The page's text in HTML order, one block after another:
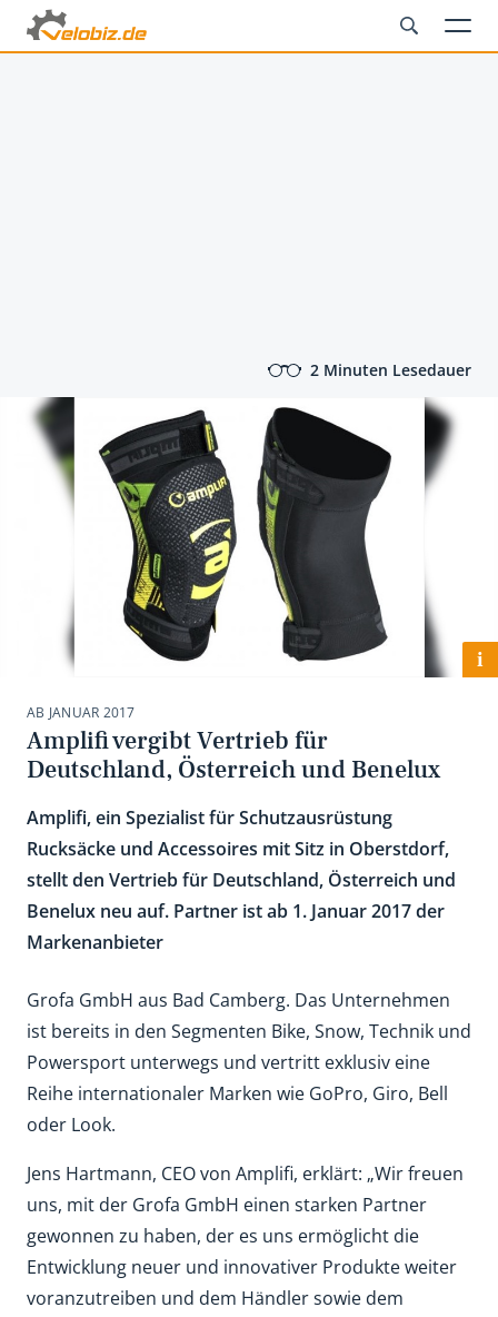
2 Minuten Lesedauer
i
AB JANUAR 2017
Amplifi vergibt Vertrieb für
Deutschland, Österreich und Benelux
Amplifi, ein Spezialist für Schutzausrüstung
Rucksäcke und Accessoires mit Sitz in Oberstdorf,
stellt den Vertrieb für Deutschland, Österreich und
Benelux neu auf. Partner ist ab 1. Januar 2017 der
Markenanbieter
Grofa GmbH aus Bad Camberg. Das Unternehmen
ist bereits in den Segmenten Bike, Snow, Technik und
Powersport unterwegs und vertritt exklusiv eine
Reihe internationaler Marken wie GoPro, Giro, Bell
oder Look.
Jens Hartmann, CEO von Amplifi, erklärt: „Wir freuen
uns, mit der Grofa GmbH einen starken Partner
gewonnen zu haben, der es uns ermöglicht die
Entwicklung neuer und innovativer Produkte weiter
voranzutreiben und dem Händler sowie dem